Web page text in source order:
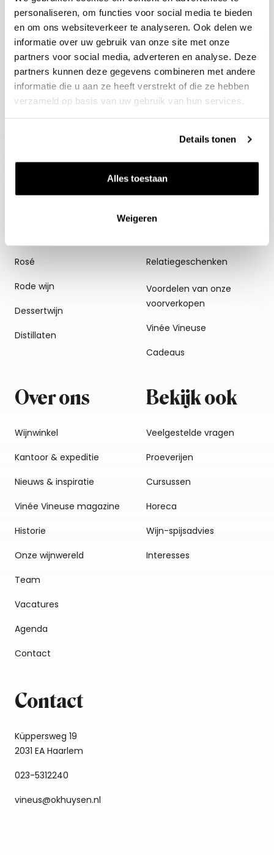
personaliseren, om functies voor social media te bieden
en om ons websiteverkeer te analyseren. Ook delen we
informatie over uw gebruik van onze site met onze
partners voor social media, adverteren en analyse. Deze
partners kunnen deze gegevens combineren met andere
informatie die u aan ze heeft verstrekt of die ze hebben
verzameld op basis van uw gebruik van hun services.
Details tonen
Alles toestaan
Weigeren
Aanmelden
Rosé
Rode wijn
Dessertwijn
Distillaten
Relatiegeschenken
Voordelen van onze
voorverkopen
Vinée Vineuse
Cadeaus
Over ons
Wijnwinkel
Kantoor & expeditie
Nieuws & inspiratie
Vinée Vineuse magazine
Historie
Onze wijnwereld
Team
Vacatures
Agenda
Contact
Bekijk ook
Veelgestelde vragen
Proeverijen
Cursussen
Horeca
Wijn-spijsadvies
Interesses
Contact
Küppersweg 19
2031 EA Haarlem
023-5312240
vineus@okhuysen.nl